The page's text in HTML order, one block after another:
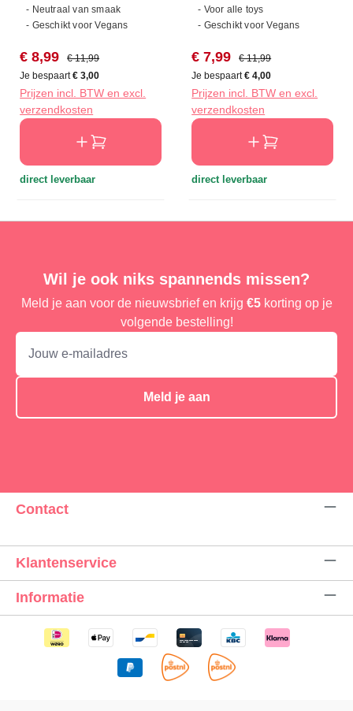
- Neutraal van smaak
- Geschikt voor Vegans
Verkoopprijs:
€ 8,99 Normale prijs:
€ 11,99
Je bespaart€ 3,00
Prijzen incl. BTW en excl.
verzendkosten
direct leverbaar
- Voor alle toys
- Geschikt voor Vegans
Verkoopprijs:
€ 7,99 Normale prijs:
€ 11,99
Je bespaart€ 4,00
Prijzen incl. BTW en excl.
verzendkosten
direct leverbaar
Wil je ook niks spannends missen?
Meld je aan voor de nieuwsbrief en krijg €5korting op je
volgende bestelling!
Meld je aan
Contact
Klantenservice
Informatie